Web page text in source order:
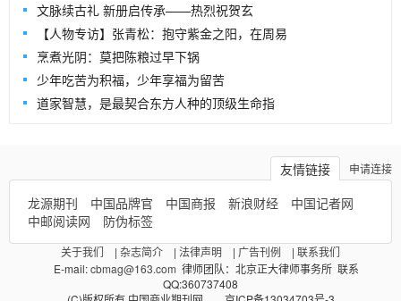
文脉续古礼 新册启传承——热烈祝贺玄
【人物专访】张青松：抱守紫金之阳，在周易
烹煮光阴：莫把陈粮过早下锅
少年吃苦为积福，少年享福为留苦
道家智慧，是最契合东方人种的顶级生命指
申请连接
友情链接
龙源期刊
中国品牌官 中国商报 新浪财经
中国记者网
中邮阅读网
防伪标签
关于我们 | 杂志简介 | 法律声明 | 广告刊例 | 联系我们
E-mail:cbmag@163.com 律师团队：北京正大律师事务所 联系
QQ:360737408